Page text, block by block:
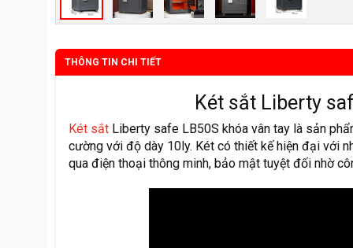
THÔNG TIN CHI TIẾT
Két sắt Liberty
Két sắtLiberty safe LB50S khóa vân tay là sản
cường với độ dày 10ly. Két có thiết kế hiện đại với
qua điện thoại thông minh, bảo mật tuyệt đối nhờ